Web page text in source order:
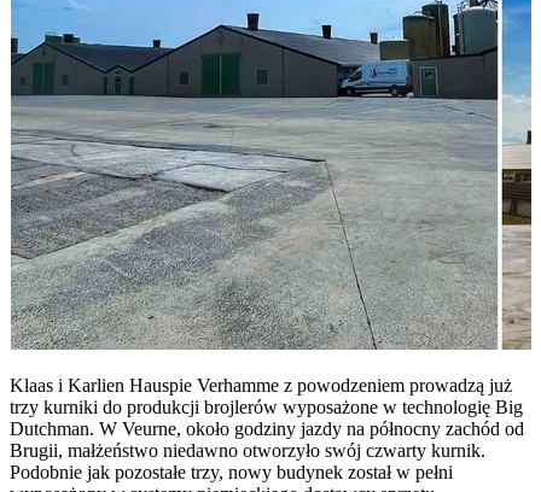
Klaas i Karlien Hauspie Verhamme z powodzeniem prowadzą już
trzy kurniki do produkcji brojlerów wyposażone w technologię Big
Dutchman. W Veurne, około godziny jazdy na północny zachód od
Brugii, małżeństwo niedawno otworzyło swój czwarty kurnik.
Podobnie jak pozostałe trzy, nowy budynek został w pełni